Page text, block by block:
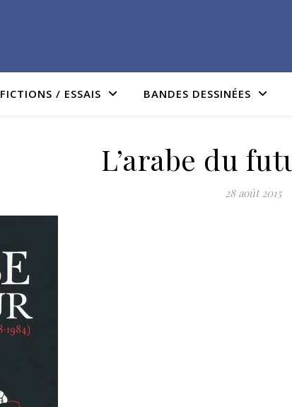
FICTIONS / ESSAIS BANDES DESSINÉES
L’arabe du
28 août 2015